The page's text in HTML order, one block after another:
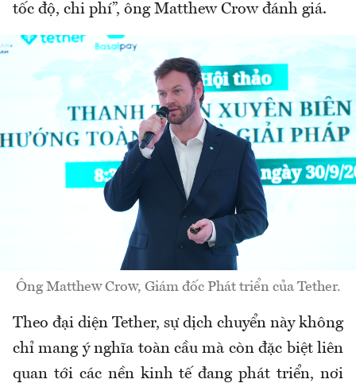
tốc độ, chi phí”, ông Matthew Crow đánh giá.
Ông Matthew Crow, Giám đốc Phát triển của Tether.
Theo đại diện Tether, sự dịch chuyển này không
chỉ mang ý nghĩa toàn cầu mà còn đặc biệt liên
quan tới các nền kinh tế đang phát triển, nơi